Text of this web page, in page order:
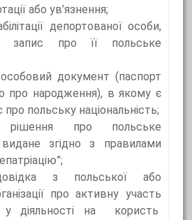
або ув’язнення;
депортованої особи,
про її польське
документ (паспорт
про народження), в якому є
польську національність;
рішення про польське
згідно з правилами
з польської або
про активну участь
у діяльності на користь